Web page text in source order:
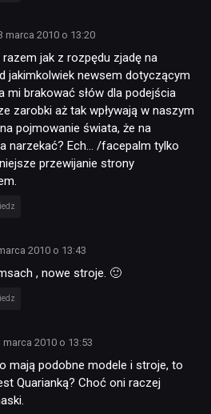
marca 2010 o 13:20
razem jak z rozpędu zjadę na
jakimkolwiek newsem dotyczącym
mi brakować słów dla podejścia
zarobki aż tak wpływają w naszym
pojmowanie świata, że na
narzekać? Ech… /facepalm tylko
przewijanie strony
2010 o 13:43
, nowe stroje. 🙂
marca 2010 o 13:53
mają podobne modele i stroje, to
Quarianką? Choć oni raczej